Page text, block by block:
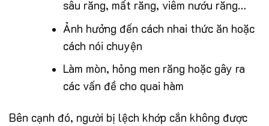
sâu răng, mất răng, viêm nướu răng…
Ảnh hưởng đến cách nhai thức ăn hoặc
cách nói chuyện
Làm mòn, hỏng men răng hoặc gây ra
các vấn đề cho quai hàm
Bên cạnh đó, người bị lệch khớp cắn không được